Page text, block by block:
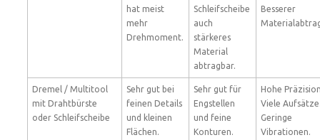
hat meist
mehr
Drehmoment.
Schleifscheibe
auch
stärkeres
Material
abtragbar.
Besserer
Dremel / Multitool
mit Drahtbürste
oder Schleifscheibe
Sehr gut bei
feinen Details
und kleinen
Flächen.
Sehr gut für
Engstellen
und feine
Konturen.
Hohe
Viele
Geringe
Vibrationen.